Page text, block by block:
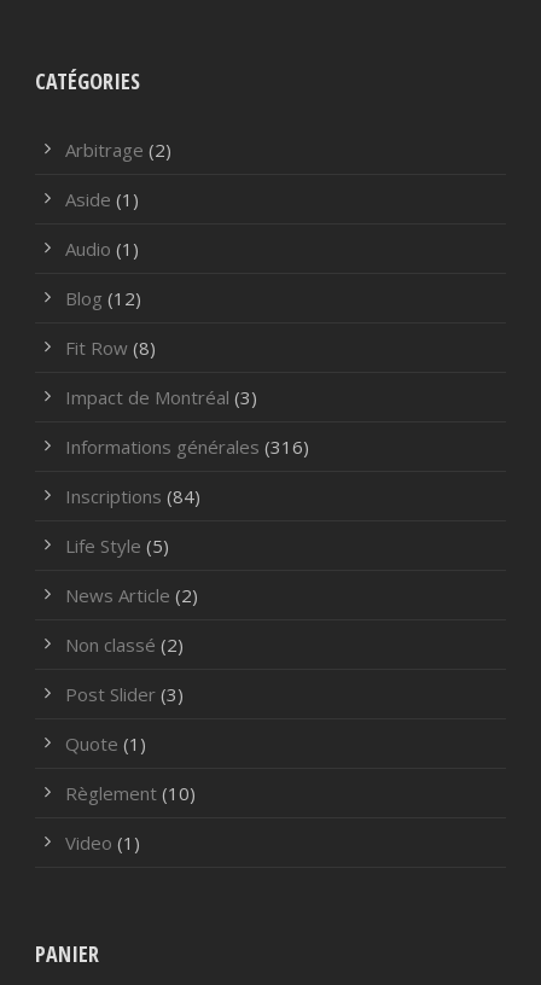
CATÉGORIES
Arbitrage (2)
Aside (1)
Audio (1)
Blog (12)
Fit Row (8)
Impact de Montréal (3)
Informations générales (316)
Inscriptions (84)
Life Style (5)
News Article (2)
Non classé (2)
Post Slider (3)
Quote (1)
Règlement (10)
Video (1)
PANIER